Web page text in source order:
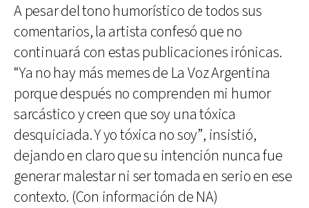
A pesar del tono humorístico de todos sus
comentarios, la artista confesó que no
continuará con estas publicaciones irónicas.
“Ya no hay más memes de La Voz Argentina
porque después no comprenden mi humor
sarcástico y creen que soy una tóxica
desquiciada. Y yo tóxica no soy”, insistió,
dejando en claro que su intención nunca fue
generar malestar ni ser tomada en serio en ese
contexto. (Con información de NA)